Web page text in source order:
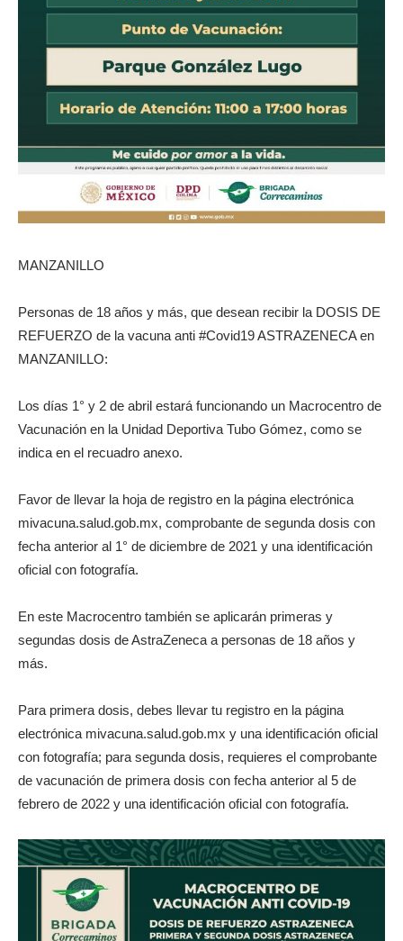
MANZANILLO
Personas de 18 años y más, que desean recibir la DOSIS DE
REFUERZO de la vacuna anti #Covid19 ASTRAZENECA en
MANZANILLO:
Los días 1° y 2 de abril estará funcionando un Macrocentro de
Vacunación en la Unidad Deportiva Tubo Gómez, como se
indica en el recuadro anexo.
Favor de llevar la hoja de registro en la página electrónica
mivacuna.salud.gob.mx, comprobante de segunda dosis con
fecha anterior al 1° de diciembre de 2021 y una identificación
oficial con fotografía.
En este Macrocentro también se aplicarán primeras y
segundas dosis de AstraZeneca a personas de 18 años y
más.
Para primera dosis, debes llevar tu registro en la página
electrónica mivacuna.salud.gob.mx y una identificación oficial
con fotografía; para segunda dosis, requieres el comprobante
de vacunación de primera dosis con fecha anterior al 5 de
febrero de 2022 y una identificación oficial con fotografía.